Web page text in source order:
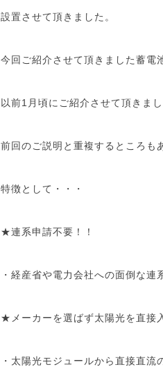
設置させて頂きました。
今回ご紹介させて頂きました蓄電
以前1月頃にご紹介させて頂きまし
前回のご説明と重複するところも
特徴として・・・
★連系申請不要！！
・経産省や電力会社への面倒な連
★メーカーを選ばず太陽光を直接
・太陽光モジュールから直接直流